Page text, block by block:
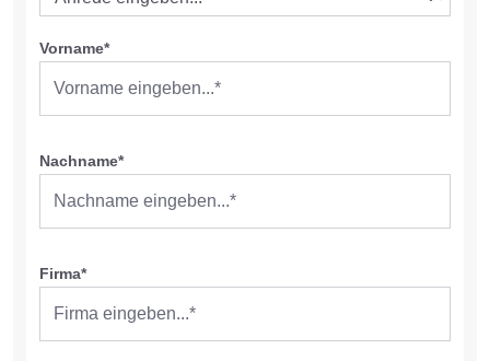
Vorname*
Nachname*
Firma*